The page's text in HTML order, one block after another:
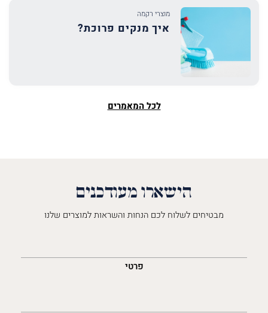
מוצרי רקמה
איך מנקים פרוכת?
לכל המאמרים
הישארו מעודכנים
מבטיחים לשלוח לכם הנחות והשראות למוצרים שלנו
פרטי